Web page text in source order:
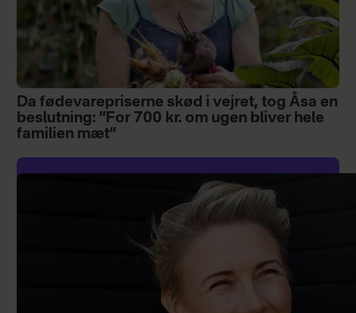
Da fødevarepriserne skød i vejret, tog Åsa en
beslutning: ”For 700 kr. om ugen bliver hele
familien mæt”